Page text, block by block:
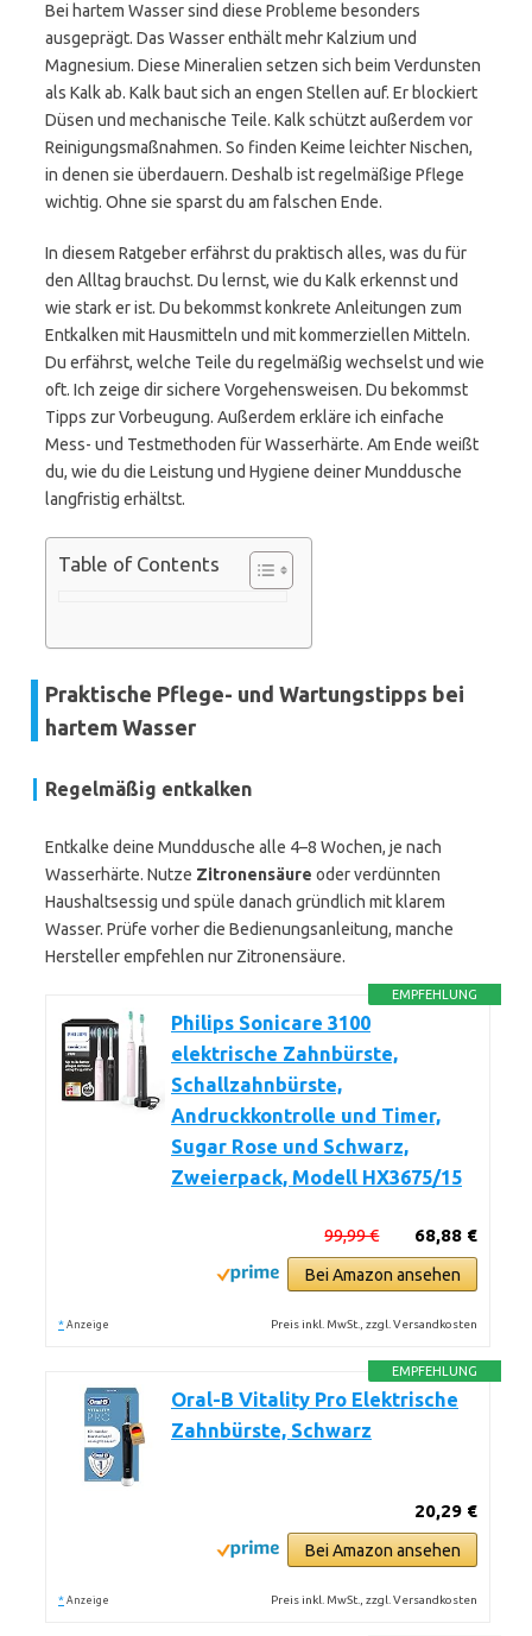
Bei hartem Wasser sind diese Probleme besonders
ausgeprägt. Das Wasser enthält mehr Kalzium und
Magnesium. Diese Mineralien setzen sich beim Verdunsten
als Kalk ab. Kalk baut sich an engen Stellen auf. Er blockiert
Düsen und mechanische Teile. Kalk schützt außerdem vor
Reinigungsmaßnahmen. So finden Keime leichter Nischen,
in denen sie überdauern. Deshalb ist regelmäßige Pflege
wichtig. Ohne sie sparst du am falschen Ende.
In diesem Ratgeber erfährst du praktisch alles, was du für
den Alltag brauchst. Du lernst, wie du Kalk erkennst und
wie stark er ist. Du bekommst konkrete Anleitungen zum
Entkalken mit Hausmitteln und mit kommerziellen Mitteln.
Du erfährst, welche Teile du regelmäßig wechselst und wie
oft. Ich zeige dir sichere Vorgehensweisen. Du bekommst
Tipps zur Vorbeugung. Außerdem erkläre ich einfache
Mess- und Testmethoden für Wasserhärte. Am Ende weißt
du, wie du die Leistung und Hygiene deiner Munddusche
langfristig erhältst.
Table of Contents
Praktische Pflege- und Wartungstipps bei
hartem Wasser
Regelmäßig entkalken
Entkalke deine Munddusche alle 4–8 Wochen, je nach
Wasserhärte. Nutze Zitronensäure oder verdünnten
Haushaltsessig und spüle danach gründlich mit klarem
Wasser. Prüfe vorher die Bedienungsanleitung, manche
Hersteller empfehlen nur Zitronensäure.
EMPFEHLUNG
Philips Sonicare 3100
elektrische Zahnbürste,
Schallzahnbürste,
Andruckkontrolle und Timer,
Sugar Rose und Schwarz,
Zweierpack, Modell HX3675/15
68,88 €
99,99 €
Bei Amazon ansehen
* Anzeige Preis inkl. MwSt., zzgl. Versandkosten
EMPFEHLUNG
Oral-B Vitality Pro Elektrische
Zahnbürste, Schwarz
20,29 €
Bei Amazon ansehen
* Anzeige Preis inkl. MwSt., zzgl. Versandkosten